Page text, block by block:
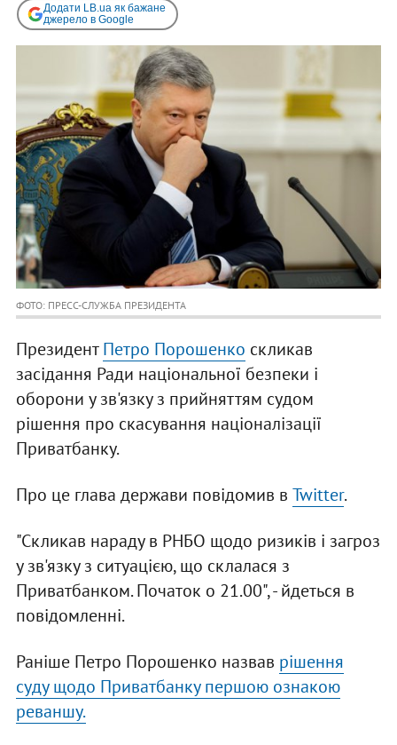
Додати LB.ua як бажане
джерело в Google
ФОТО: ПРЕСС-СЛУЖБА ПРЕЗИДЕНТА
ПрезидентПетро Порошенко скликав
засідання Ради національної безпеки і
оборони у зв'язку з прийняттям судом
рішення про скасування націоналізації
Приватбанку.
Про це глава держави повідомив в Twitter.
"Скликав нараду в РНБО щодо ризиків і загроз
у зв'язку з ситуацією, що склалася з
Приватбанком. Початок о 21.00", - йдеться в
повідомленні.
Раніше Петро Порошенко назвав рішення
суду щодо Приватбанку першою ознакою
реваншу.